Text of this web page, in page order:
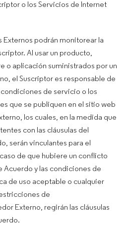
o los Servicios de Internet
Externos podrán monitorear la
Al usar un producto,
o aplicación suministrados por un
el Suscriptor es responsable de
de servicio o los
que se publiquen en el sitio web
los cuales, en la medida que
con las cláusulas del
serán vinculantes para el
de que hubiere un conflicto
Acuerdo y las condiciones de
de uso aceptable o cualquier
de
Externo, regirán las cláusulas